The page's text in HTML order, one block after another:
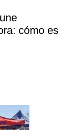
cómo es